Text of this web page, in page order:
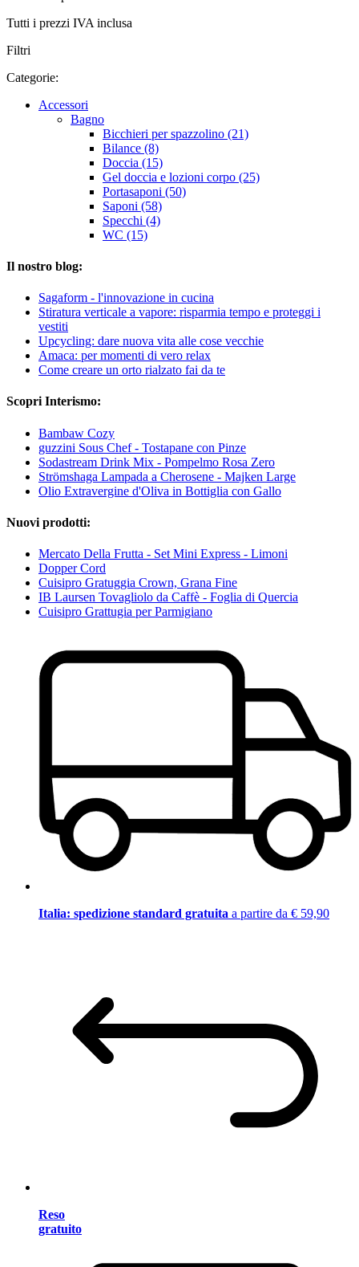
Tutti i prezzi IVA inclusa
Filtri
Categorie:
Accessori
Bagno
Bicchieri per spazzolino (21)
Bilance (8)
Doccia (15)
Gel doccia e lozioni corpo (25)
Portasaponi (50)
Saponi (58)
Specchi (4)
WC (15)
Il nostro blog:
Sagaform - l'innovazione in cucina
Stiratura verticale a vapore: risparmia tempo e proteggi i
vestiti
Upcycling: dare nuova vita alle cose vecchie
Amaca: per momenti di vero relax
Come creare un orto rialzato fai da te
Scopri Interismo:
Bambaw Cozy
guzzini Sous Chef - Tostapane con Pinze
Sodastream Drink Mix - Pompelmo Rosa Zero
Strömshaga Lampada a Cherosene - Majken Large
Olio Extravergine d'Oliva in Bottiglia con Gallo
Nuovi prodotti:
Mercato Della Frutta - Set Mini Express - Limoni
Dopper Cord
Cuisipro Gratuggia Crown, Grana Fine
IB Laursen Tovagliolo da Caffè - Foglia di Quercia
Cuisipro Grattugia per Parmigiano
Italia: spedizione standard gratuita a partire da € 59,90
Reso
gratuito